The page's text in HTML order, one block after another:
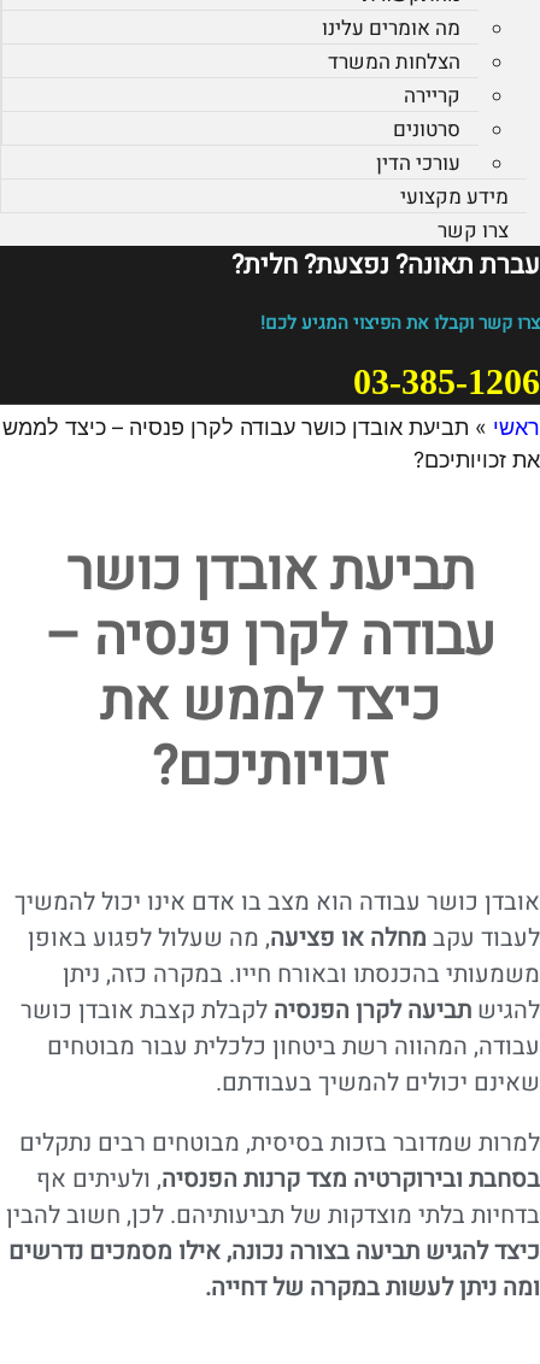
מה אומרים עלינו
הצלחות המשרד
קריירה
סרטונים
עורכי הדין
מידע מקצועי
צרו קשר
עברת תאונה? נפצעת? חלית?​
צרו קשר וקבלו את הפיצוי המגיע לכם!
03-385-1206
ראשי » תביעת אובדן כושר עבודה לקרן פנסיה – כיצד לממש
את זכויותיכם?
תביעת אובדן כושר
עבודה לקרן פנסיה –
כיצד לממש את
זכויותיכם?
אובדן כושר עבודה הוא מצב בו אדם אינו יכול להמשיך
לעבוד עקב מחלה או פציעה, מה שעלול לפגוע באופן
משמעותי בהכנסתו ובאורח חייו. במקרה כזה, ניתן
להגיש תביעה לקרן הפנסיה לקבלת קצבת אובדן כושר
עבודה, המהווה רשת ביטחון כלכלית עבור מבוטחים
שאינם יכולים להמשיך בעבודתם.
למרות שמדובר בזכות בסיסית, מבוטחים רבים נתקלים
בסחבת ובירוקרטיה מצד קרנות הפנסיה, ולעיתים אף
בדחיות בלתי מוצדקות של תביעותיהם. לכן, חשוב להבין
כיצד להגיש תביעה בצורה נכונה, אילו מסמכים נדרשים
ומה ניתן לעשות במקרה של דחייה.